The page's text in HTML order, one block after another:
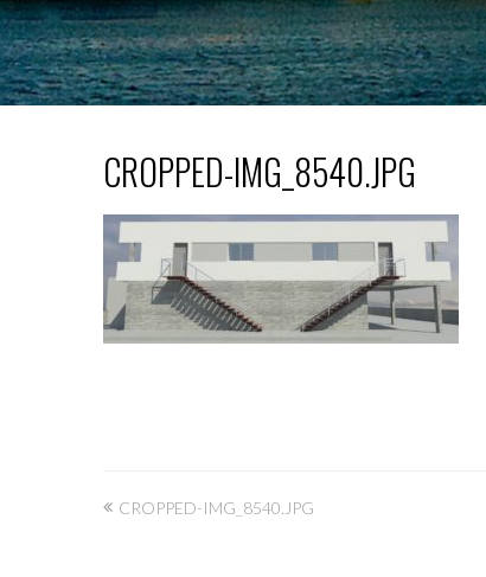
CROPPED-IMG_8540.JPG
navigatie
CROPPED-IMG_8540.JPG